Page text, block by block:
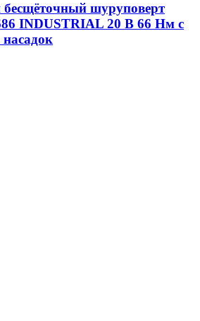
шуруповерт
INDUSTRIAL 20 В 66 Нм с